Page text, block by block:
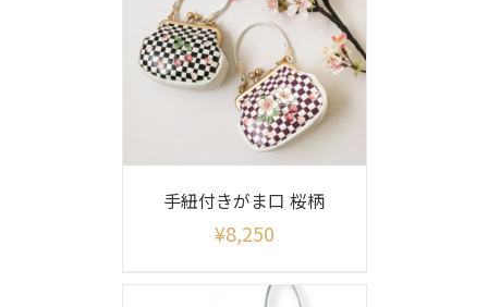
手紐付きがま口 桜柄
¥8,250